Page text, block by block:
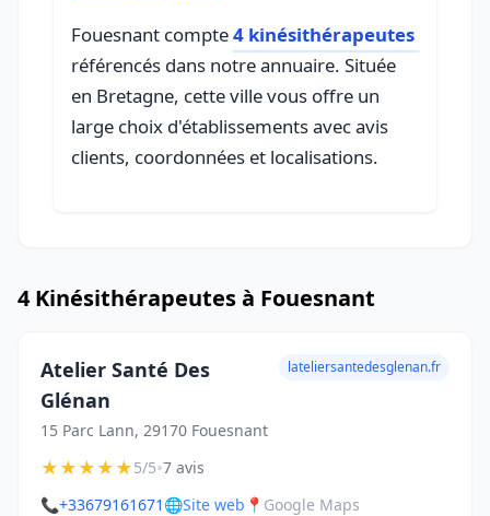
Fouesnant compte4 kinésithérapeutes
référencés dans notre annuaire. Située
en Bretagne, cette ville vous offre un
large choix d'établissements avec avis
clients, coordonnées et localisations.
4 Kinésithérapeutes à Fouesnant
Atelier Santé Des
Glénan
15 Parc Lann, 29170 Fouesnant
lateliersantedesglenan.fr
★★★★★5/5•7 avis
📞+33679161671 🌐Site web 📍 Google Maps